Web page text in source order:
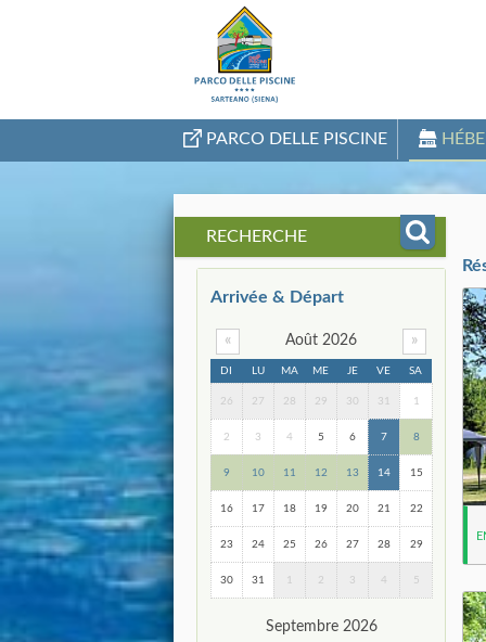
PARCO DELLE PISCINE
RECHERCHE
Arrivée & Départ
« »
Août 2026
DI LU MA ME JE VE SA
26 27 28 29 30 31 1
2 3 4 5 6 7 8
9 10 11 12 13 14 15
16 17 18 19 20 21 22
23 24 25 26 27 28 29
30 31 1 2 3 4 5
Septembre 2026